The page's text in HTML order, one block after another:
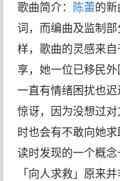
歌曲简介： 陈蕾的
词，而编曲及监制
样，歌曲的灵感来自
享，她一位已移民外
一直有情绪困扰也
惊讶，因为没想过
时也会有不敢向她
读时发现的一个概
「向人求救」原来